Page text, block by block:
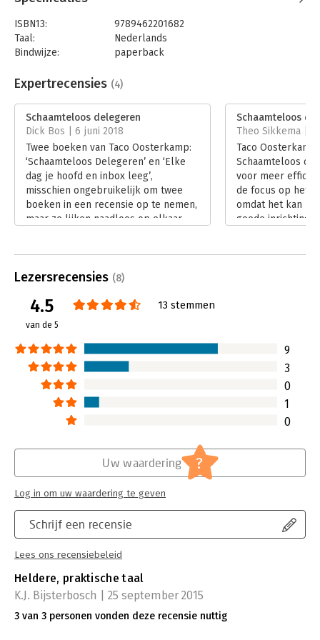
ISBN13:
9789462201682
Taal:
Nederlands
Bindwijze:
paperback
Uitgever:
Boom
Verschijningsdatum:
Hoofdrubriek: Persoonlijke effectiviteit
Expertrecensies (4)
Schaamteloos delegeren
Dick Bos | 6 juni 2018
Twee boeken van Taco Oosterkamp:
‘Schaamteloos Delegeren’ en ‘Elke
dag je hoofd en inbox leeg’,
misschien ongebruikelijk om twee
boeken in een recensie op te nemen,
maar ze lijken naadloos op elkaar
Schaamteloos
Theo Sikkema |
Taco
Schaamteloos
voor meer
de focus op het
omdat het kan
goede inrichting
Lezersrecensies (8)
4.5
van de 5
13 stemmen
9
3
0
1
0
Schrijf een recensie
Lees ons recensiebeleid
Uw waardering ?
Log in om uw waardering te geven
Heldere, praktische taal
K.J. Bijsterbosch | 25 september 2015
3 van 3 personen vonden deze recensie nuttig